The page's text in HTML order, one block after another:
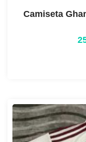
Camiseta